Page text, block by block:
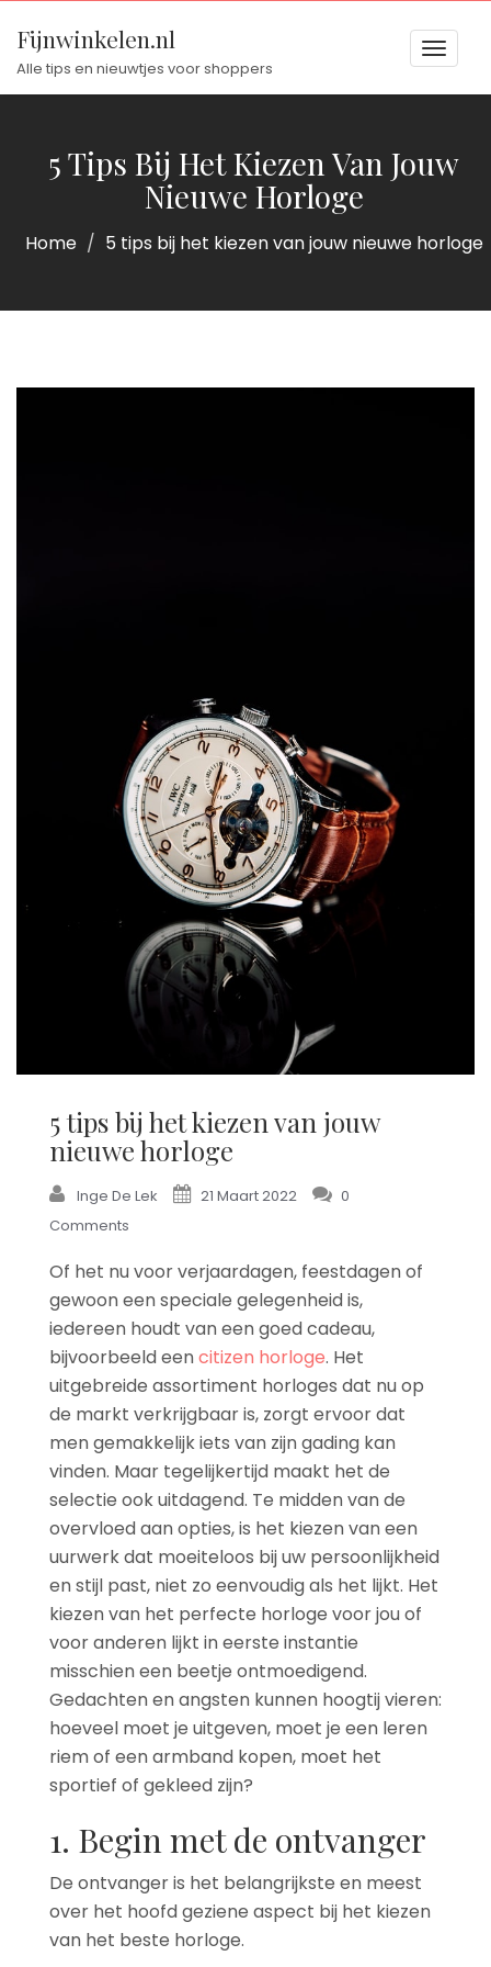
Fijnwinkelen.nl
Alle tips en nieuwtjes voor shoppers
Toggle
5 Tips Bij Het Kiezen Van Jouw
Nieuwe Horloge
Home 5 tips bij het kiezen van jouw nieuwe horloge
5 tips bij het kiezen van jouw
nieuwe horloge
Inge De Lek 21 Maart 2022
0
Comments
Of het nu voor verjaardagen, feestdagen of
gewoon een speciale gelegenheid is,
iedereen houdt van een goed cadeau,
bijvoorbeeld eencitizen horloge. Het
uitgebreide assortiment horloges dat nu op
de markt verkrijgbaar is, zorgt ervoor dat
men gemakkelijk iets van zijn gading kan
vinden. Maar tegelijkertijd maakt het de
selectie ook uitdagend. Te midden van de
overvloed aan opties, is het kiezen van een
uurwerk dat moeiteloos bij uw persoonlijkheid
en stijl past, niet zo eenvoudig als het lijkt. Het
kiezen van het perfecte horloge voor jou of
voor anderen lijkt in eerste instantie
misschien een beetje ontmoedigend.
Gedachten en angsten kunnen hoogtij vieren:
hoeveel moet je uitgeven, moet je een leren
riem of een armband kopen, moet het
sportief of gekleed zijn?
1. Begin met de ontvanger
De ontvanger is het belangrijkste en meest
over het hoofd geziene aspect bij het kiezen
van het beste horloge.